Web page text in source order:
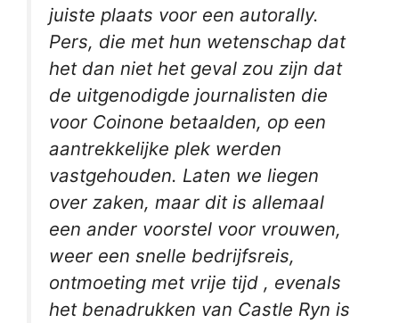
juiste plaats voor een autorally.
Pers, die met hun wetenschap dat
het dan niet het geval zou zijn dat
de uitgenodigde journalisten die
voor Coinone betaalden, op een
aantrekkelijke plek werden
vastgehouden. Laten we liegen
over zaken, maar dit is allemaal
een ander voorstel voor vrouwen,
weer een snelle bedrijfsreis,
ontmoeting met vrije tijd , evenals
het benadrukken van Castle Ryn is